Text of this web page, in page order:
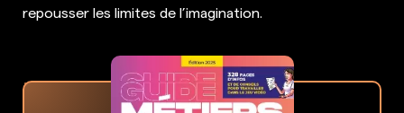
repousser les limites de l’imagination.